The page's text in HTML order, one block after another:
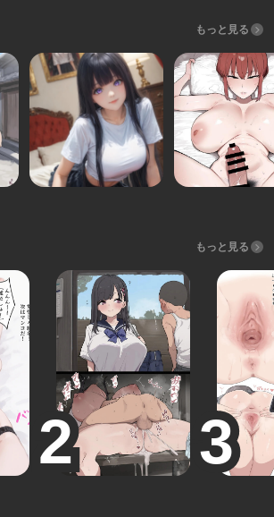
もっと見る
もっと見る